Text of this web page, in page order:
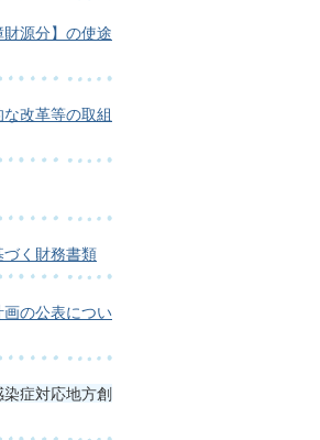
源分】の使途
改革等の取組
く財務書類
の公表につい
症対応地方創